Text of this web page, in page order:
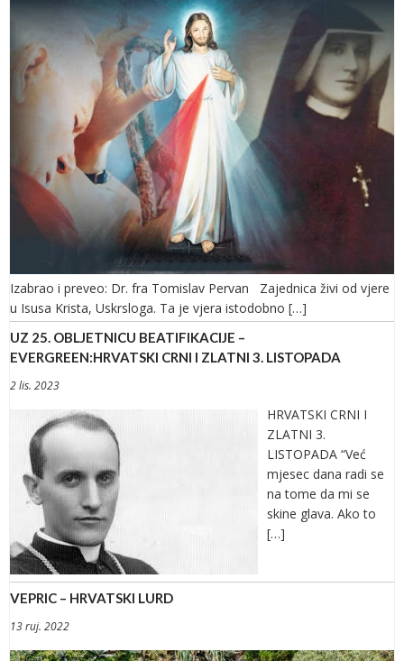
Izabrao i preveo: Dr. fra Tomislav Pervan Zajednica živi od vjere
u Isusa Krista, Uskrsloga. Ta je vjera istodobno […]
UZ 25. OBLJETNICU BEATIFIKACIJE –
EVERGREEN:HRVATSKI CRNI I ZLATNI 3. LISTOPADA
2 lis. 2023
HRVATSKI CRNI I
ZLATNI 3.
LISTOPADA “Već
mjesec dana radi se
na tome da mi se
skine glava. Ako to
[…]
VEPRIC – HRVATSKI LURD
13 ruj. 2022